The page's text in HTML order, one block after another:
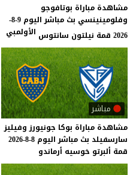
مشاهدة مباراة بوتافوجو
وفلومينينسي بث مباشر اليوم 9-8-
2026 قمة نيلتون سانتوس
الأولمبي
مباشر
مشاهدة مباراة بوكا جونيورز وفيليز
سارسفيلد بث مباشر اليوم 8-8-2026
قمة ألبرتو خوسيه أرماندو